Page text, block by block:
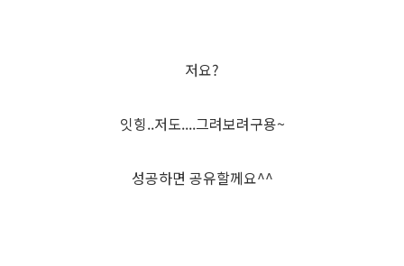
저요?
잇힝..저도....그려보려구용~
성공하면 공유할께요^^